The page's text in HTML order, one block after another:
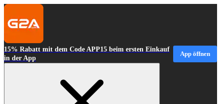
15% Rabatt mit dem Code APP15 beim ersten Einkauf
in der App
App öffnen